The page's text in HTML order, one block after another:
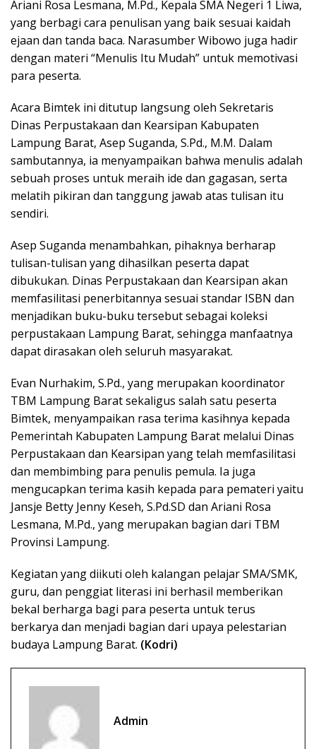
Ariani Rosa Lesmana, M.Pd., Kepala SMA Negeri 1 Liwa,
yang berbagi cara penulisan yang baik sesuai kaidah
ejaan dan tanda baca. Narasumber Wibowo juga hadir
dengan materi “Menulis Itu Mudah” untuk memotivasi
para peserta.
Acara Bimtek ini ditutup langsung oleh Sekretaris
Dinas Perpustakaan dan Kearsipan Kabupaten
Lampung Barat, Asep Suganda, S.Pd., M.M. Dalam
sambutannya, ia menyampaikan bahwa menulis adalah
sebuah proses untuk meraih ide dan gagasan, serta
melatih pikiran dan tanggung jawab atas tulisan itu
sendiri.
Asep Suganda menambahkan, pihaknya berharap
tulisan-tulisan yang dihasilkan peserta dapat
dibukukan. Dinas Perpustakaan dan Kearsipan akan
memfasilitasi penerbitannya sesuai standar ISBN dan
menjadikan buku-buku tersebut sebagai koleksi
perpustakaan Lampung Barat, sehingga manfaatnya
dapat dirasakan oleh seluruh masyarakat.
Evan Nurhakim, S.Pd., yang merupakan koordinator
TBM Lampung Barat sekaligus salah satu peserta
Bimtek, menyampaikan rasa terima kasihnya kepada
Pemerintah Kabupaten Lampung Barat melalui Dinas
Perpustakaan dan Kearsipan yang telah memfasilitasi
dan membimbing para penulis pemula. Ia juga
mengucapkan terima kasih kepada para pemateri yaitu
Jansje Betty Jenny Keseh, S.Pd.SD dan Ariani Rosa
Lesmana, M.Pd., yang merupakan bagian dari TBM
Provinsi Lampung.
Kegiatan yang diikuti oleh kalangan pelajar SMA/SMK,
guru, dan penggiat literasi ini berhasil memberikan
bekal berharga bagi para peserta untuk terus
berkarya dan menjadi bagian dari upaya pelestarian
budaya Lampung Barat. (Kodri)
Admin